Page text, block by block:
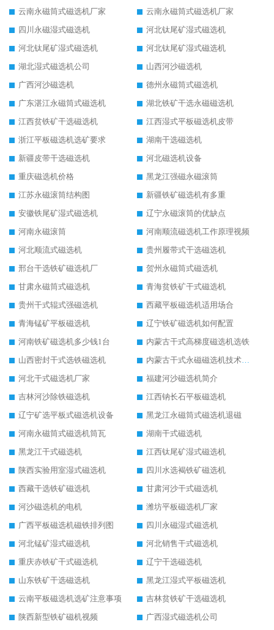
云南永磁筒式磁选机厂家
云南永磁筒式磁选机厂家
四川永磁湿式磁选机
河北钛尾矿湿式磁选机
河北钛尾矿湿式磁选机
河北钛尾矿湿式磁选机
湖北湿式磁选机公司
山西河沙磁选机
广西河沙磁选机
德州永磁筒式磁选机
广东湛江永磁筒式磁选机
湖北铁矿干选永磁磁选机
江西贫铁矿干选磁选机
江西湿式平板磁选机皮带
浙江平板磁选机选矿要求
湖南干选磁选机
新疆皮带干选磁选机
河北磁选机设备
重庆磁选机价格
黑龙江强磁永磁滚筒
江苏永磁滚筒结构图
新疆铁矿磁选机有多重
安徽铁尾矿湿式磁选机
辽宁永磁滚筒的优缺点
河南永磁滚筒
河南顺流磁选机工作原理视频
河北顺流式磁选机
贵州履带式干选磁选机
邢台干选铁矿磁选机厂
贺州永磁筒式磁选机
甘肃永磁筒式磁选机
青海贫铁矿干式磁选机
贵州干式辊式强磁选机
西藏平板磁选机适用场合
青海锰矿平板磁选机
辽宁铁矿磁选机如何配置
河南铁矿磁选机多少钱1台
内蒙古干式高梯度磁选机选铁
山西密封干式选铁磁选机
内蒙古干式永磁磁选机技术要求
河北干式磁选机厂家
福建河沙磁选机简介
吉林河沙除铁磁选机
江西钠长石平板磁选机
辽宁矿选平板式磁选机设备
黑龙江永磁筒式磁选机退磁
河南永磁筒式磁选机筒瓦
湖南干式磁选机
黑龙江干式磁选机
江西钛尾矿湿式磁选机
陕西实验用室湿式磁选机
四川水选褐铁矿磁选机
西藏干选铁矿磁选机
甘肃河沙干式磁选机
河沙磁选机的电机
潍坊平板磁选机厂家
广西平板磁选机磁铁排列图
四川永磁湿式磁选机
河北锰矿湿式磁选机
河北销售干式磁选机
重庆赤铁矿干式磁选机
辽宁干选磁选机
山东铁矿干选磁选机
黑龙江湿式平板磁选机
云南平板磁选机选矿注意事项
吉林贫铁矿干选磁选机
陕西新型铁矿磁机视频
广西湿式磁选机公司